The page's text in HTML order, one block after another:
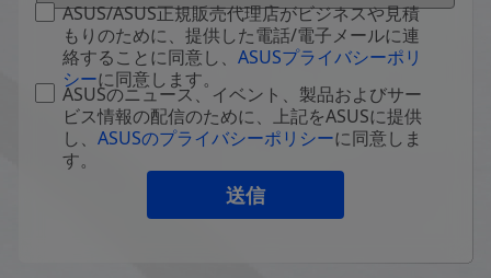
ASUS/ASUS正規販売代理店がビジネスや見積
もりのために、提供した電話/電子メールに連
絡することに同意し、 ASUSプライバシーポリ
シーに同意します。
ASUSのニュース、イベント、製品およびサー
ビス情報の配信のために、上記をASUSに提供
し、 ASUSのプライバシーポリシーに同意しま
す。